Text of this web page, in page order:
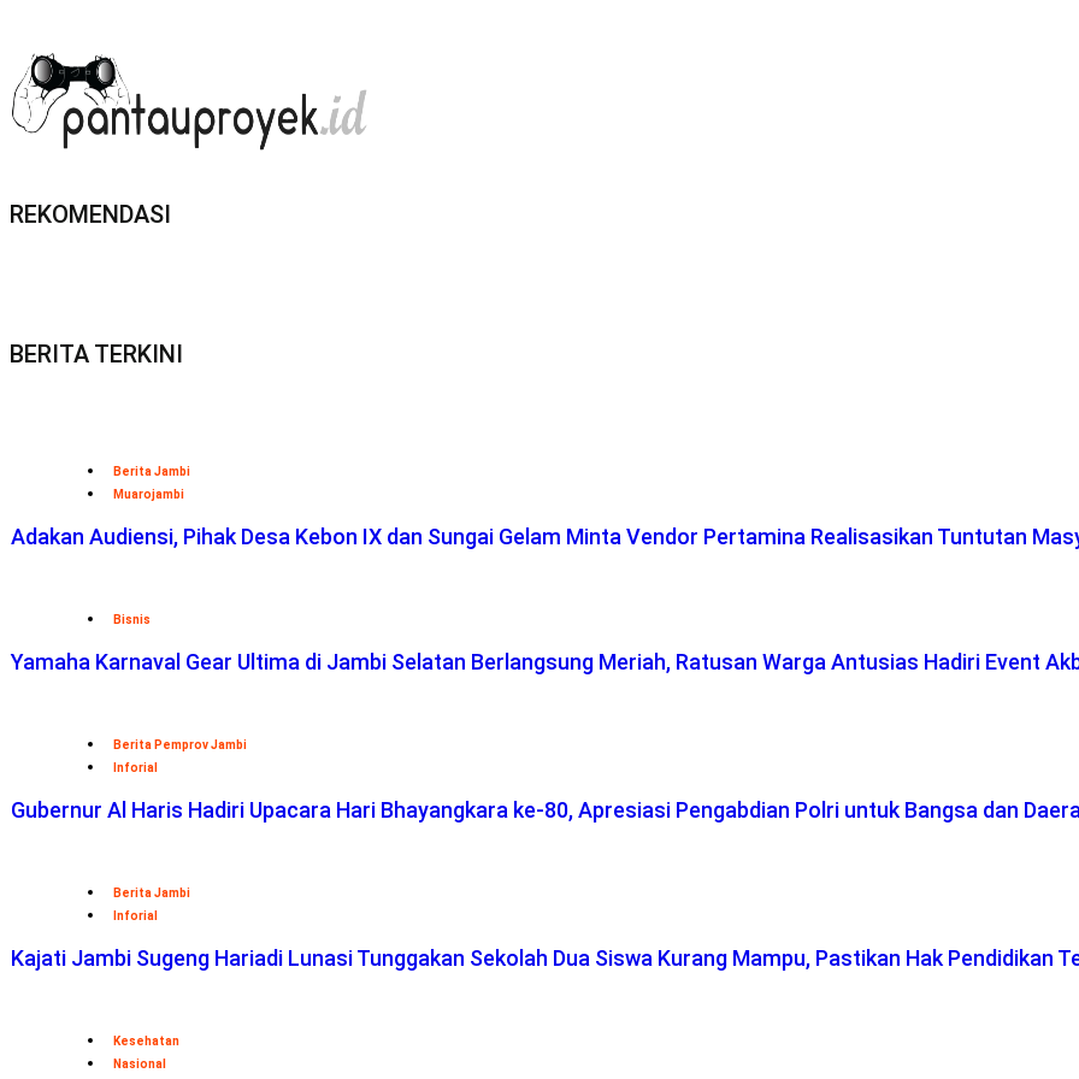
REKOMENDASI
BERITA TERKINI
Berita Jambi
Muarojambi
Adakan Audiensi, Pihak Desa Kebon IX dan Sungai Gelam Minta Vendor Pertamina Realisasikan Tuntutan
Bisnis
Yamaha Karnaval Gear Ultima di Jambi Selatan Berlangsung Meriah, Ratusan Warga Antusias Hadiri Event
Berita Pemprov Jambi
Inforial
Gubernur Al Haris Hadiri Upacara Hari Bhayangkara ke-80, Apresiasi Pengabdian Polri untuk Bangsa dan
Berita Jambi
Inforial
Kajati Jambi Sugeng Hariadi Lunasi Tunggakan Sekolah Dua Siswa Kurang Mampu, Pastikan Hak Pendidikan
Kesehatan
Nasional